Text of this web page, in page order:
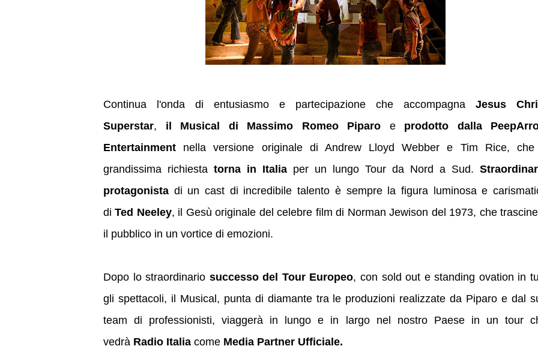
Continua l'onda di entusiasmo e partecipazione che accompagna
Jesus
Superstar, il Musical di Massimo Romeo Piparo e
prodotto dalla
Entertainment
nella versione originale di Andrew Lloyd Webber e Tim Rice,
grandissima richiesta torna in Italia per un lungo Tour da Nord a Sud.
protagonista di un cast di incredibile talento è sempre la figura luminosa e
di Ted Neeley, il Gesù originale del celebre film di Norman Jewison del 1973, che
il pubblico in un vortice di emozioni.
Dopo lo straordinario successo del Tour Europeo, con sold out e standing ovation in
gli spettacoli, il Musical, punta di diamante tra le produzioni realizzate da Piparo e dal
team di professionisti, viaggerà in lungo e in largo nel nostro Paese in un tour
vedrà Radio Italia come Media Partner Ufficiale.